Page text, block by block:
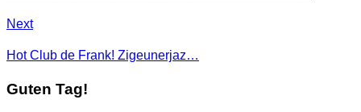
Next
Hot Club de Frank! Zigeunerjaz…
Guten Tag!